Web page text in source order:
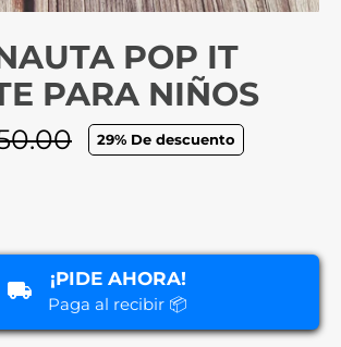
POP IT
PARA NIÑOS
29% De descuento
¡PIDE AHORA!
Paga al recibir 📦